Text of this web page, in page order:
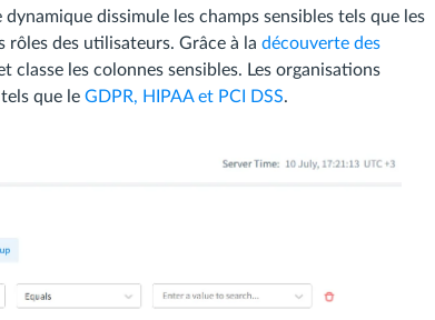
dissimule les champs sensibles tels que les
rôles des utilisateurs. Grâce à la découverte des
classe les colonnes sensibles. Les organisations
que le GDPR, HIPAA et PCI DSS.